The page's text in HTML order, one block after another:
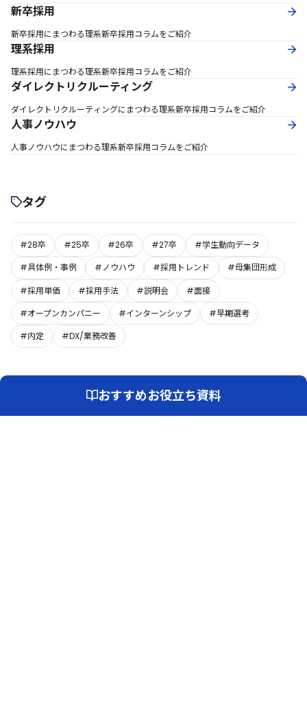
新卒採用
新卒採用にまつわる理系新卒採用コラムをご紹介
理系採用
理系採用にまつわる理系新卒採用コラムをご紹介
ダイレクトリクルーティング
ダイレクトリクルーティングにまつわる理系新卒採用コラムをご紹介
人事ノウハウ
人事ノウハウにまつわる理系新卒採用コラムをご紹介
タグ
#28卒 #25卒 #26卒 #27卒
#学生動向データ
#具体例・事例
#ノウハウ #採用トレンド
#母集団形成
#採用単価
#採用手法 #説明会
#面接
#オープンカンパニー
#インターンシップ
#早期選考
#内定
#DX/業務改善
おすすめお役立ち資料